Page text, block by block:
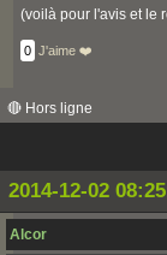
(voilà pour l'avis et le
0 J'aime ❤️
🔴 Hors ligne
2014-12-02
Alcor